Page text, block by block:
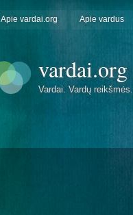
Apie vardai.org Apie vardus
vardai.org
Vardai. Vardų